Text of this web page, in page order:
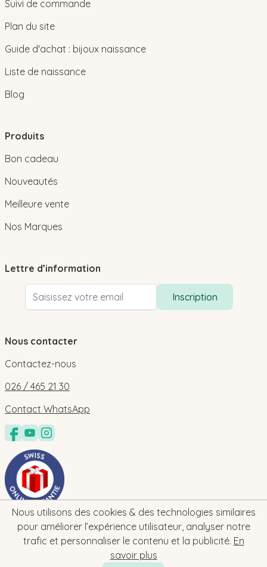
Nous utilisons des cookies & des technologies similaires
pour améliorer l’expérience utilisateur, analyser notre
trafic et personnaliser le contenu et la publicité. En
savoir plus
Suivi de commande
Plan du site
Guide d'achat : bijoux naissance
Liste de naissance
Blog
Produits
Bon cadeau
Nouveautés
Meilleure vente
Nos Marques
Lettre d’information
Adresse email
Inscription
Nous contacter
Contactez-nous
026 / 465 21 30
Contact WhatsApp